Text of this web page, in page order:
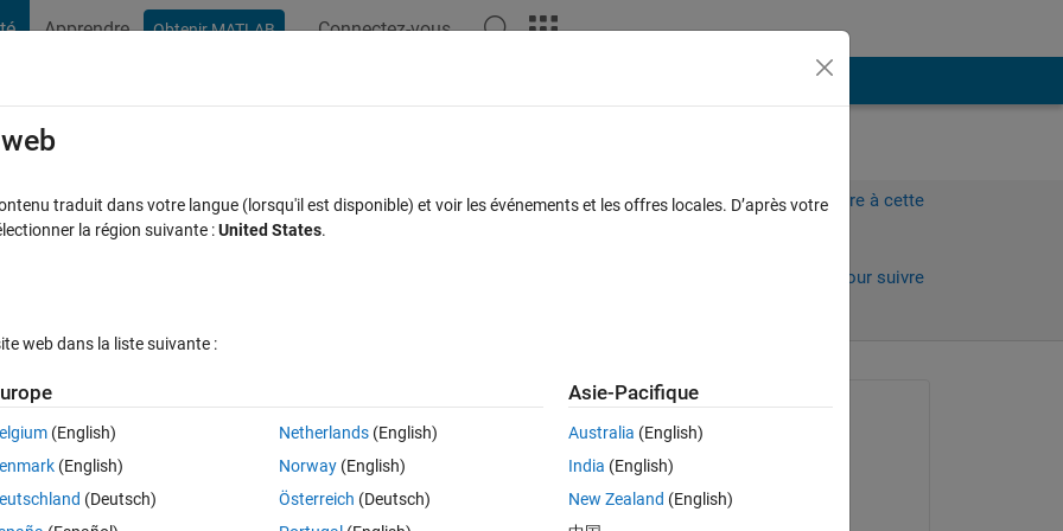
Apprendre Obtenir MATLAB Connectez-vous
Connectez-vous pour répondre à cette
Connectez-vous pour suivre
model of a 4WD BEV vehicle. Now I need to model the tires. I
unsure as to what would better fit the model. The purpose of my
Francesca
le 4 Sep 2024
traduit dans votre langue (lorsqu'il est disponible) et voir les événements et les offres locales. D’après votre
la région suivante :United States.
web dans la liste suivante :
(English)
(English)
(Deutsch)
Netherlands(English)
Norway(English)
Österreich (Deutsch)
Asie-Pacifique
Australia (English)
India (English)
New Zealand (English)